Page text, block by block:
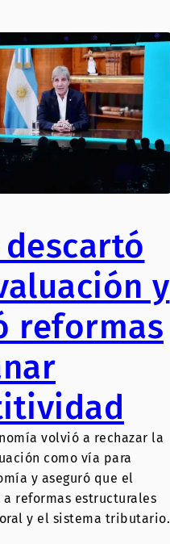
y
reformas
volvió a rechazar la
como vía para
y aseguró que el
reformas estructurales
y el sistema tributario.